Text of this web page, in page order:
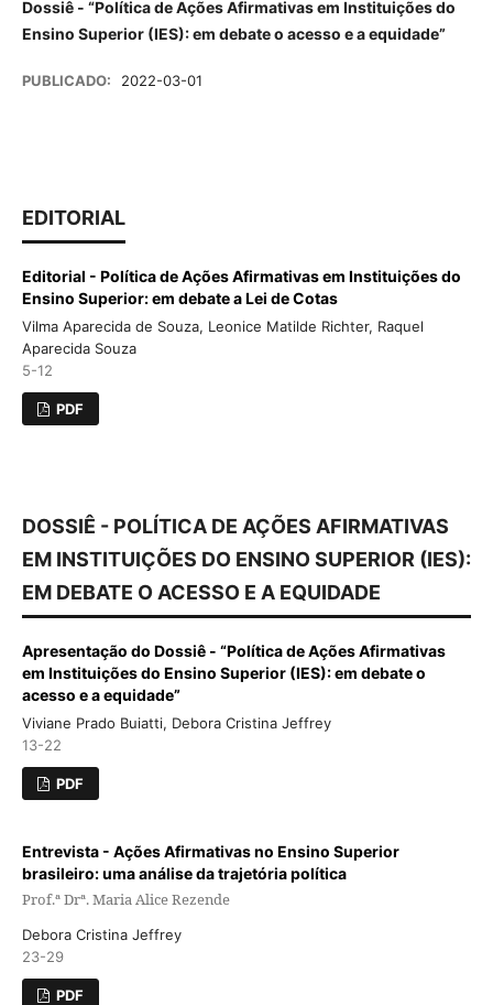
Dossiê - “Política de Ações Afirmativas em Instituições do
Ensino Superior (IES):em debate o acesso e a equidade”
PUBLICADO: 2022-03-01
EDITORIAL
Editorial - Política de Ações Afirmativas em Instituições do
Ensino Superior: em debate a Lei de Cotas
Vilma Aparecida de Souza, Leonice Matilde Richter, Raquel
Aparecida Souza
5-12
PDF
DOSSIÊ - POLÍTICA DE AÇÕES AFIRMATIVAS
EM INSTITUIÇÕES DO ENSINO SUPERIOR (IES):
EM DEBATE O ACESSO E A EQUIDADE
Apresentação do Dossiê - “Política de Ações Afirmativas
em Instituições do Ensino Superior (IES): em debate o
acesso e a equidade”
Viviane Prado Buiatti, Debora Cristina Jeffrey
13-22
PDF
Entrevista - Ações Afirmativas no Ensino Superior
brasileiro: uma análise da trajetória política
Prof.ª Drª. Maria Alice Rezende
Debora Cristina Jeffrey
23-29
PDF